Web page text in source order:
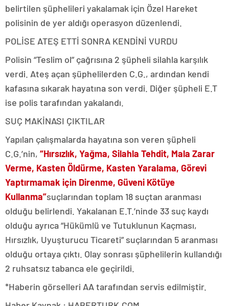
belirtilen şüphelileri yakalamak için Özel Hareket
polisinin de yer aldığı operasyon düzenlendi.
POLİSE ATEŞ ETTİ SONRA KENDİNİ VURDU
Polisin “Teslim ol” çağrısına 2 şüpheli silahla karşılık
verdi. Ateş açan şüphelilerden C.G., ardından kendi
kafasına sıkarak hayatına son verdi. Diğer şüpheli E.T
ise polis tarafından yakalandı.
SUÇ MAKİNASI ÇIKTILAR
Yapılan çalışmalarda hayatına son veren şüpheli
C.G.’nin, “Hırsızlık, Yağma, Silahla Tehdit, Mala Zarar
Verme, Kasten Öldürme, Kasten Yaralama, Görevi
Yaptırmamak için Direnme, Güveni Kötüye
Kullanma”suçlarından toplam 18 suçtan aranması
olduğu belirlendi. Yakalanan E.T.’ninde 33 suç kaydı
olduğu ayrıca “Hükümlü ve Tutuklunun Kaçması,
Hırsızlık, Uyuşturucu Ticareti” suçlarından 5 aranması
olduğu ortaya çıktı. Olay sonrası şüphelilerin kullandığı
2 ruhsatsız tabanca ele geçirildi.
*Haberin görselleri AA tarafından servis edilmiştir.